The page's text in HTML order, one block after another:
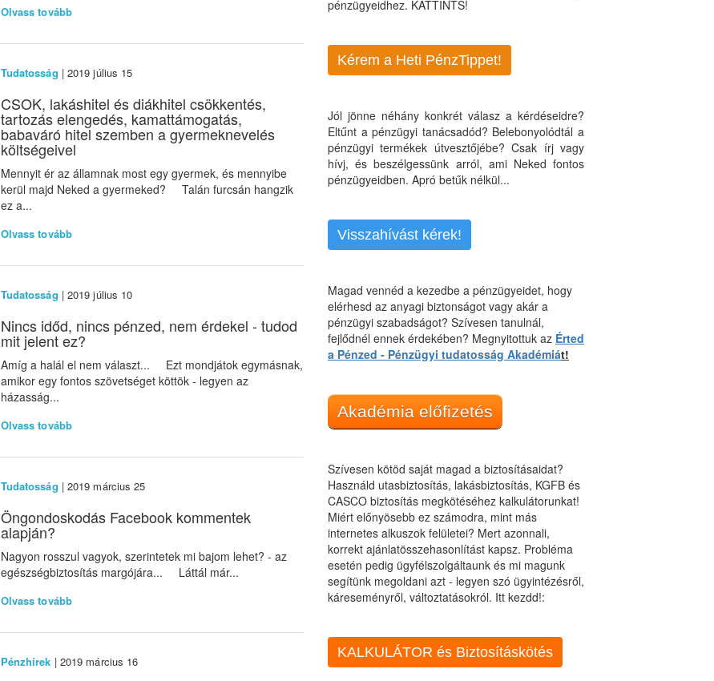
Olvass tovább
Tudatosság | 2019 július 15
CSOK, lakáshitel és diákhitel csökkentés,
tartozás elengedés, kamattámogatás,
babaváró hitel szemben a gyermeknevelés
költségeivel
Mennyit ér az államnak most egy gyermek, és mennyibe
kerül majd Neked a gyermeked? Talán furcsán hangzik
ez a...
Olvass tovább
Tudatosság | 2019 július 10
Nincs időd, nincs pénzed, nem érdekel - tudod
mit jelent ez?
Amíg a halál el nem választ... Ezt mondjátok egymásnak,
amikor egy fontos szövetséget köttök - legyen az
házasság...
Olvass tovább
Tudatosság | 2019 március 25
Öngondoskodás Facebook kommentek
alapján?
Nagyon rosszul vagyok, szerintetek mi bajom lehet? - az
egészségbiztosítás margójára... Láttál már...
Olvass tovább
Pénzhírek | 2019 március 16
pénzügyeidhez. KATTINTS!
Kérem a Heti PénzTippet!
Jól jönne néhány konkrét válasz a kérdéseidre?
Eltűnt a pénzügyi tanácsadód? Belebonyolódtál a
pénzügyi termékek útvesztőjébe? Csak írj vagy
hívj, és beszélgessünk arról, ami Neked fontos
pénzügyeidben. Apró betűk nélkül...
Visszahívást kérek!
Magad vennéd a kezedbe a pénzügyeidet, hogy
elérhesd az anyagi biztonságot vagy akár a
pénzügyi szabadságot? Szívesen tanulnál,
fejlődnél ennek érdekében? Megnyitottuk az Érted
a Pénzed - Pénzügyi tudatosság Akadémiát!
Akadémia előfizetés
Szívesen kötöd saját magad a biztosításaidat?
Használd utasbiztosítás, lakásbiztosítás, KGFB és
CASCO biztosítás megkötéséhez kalkulátorunkat!
Miért előnyösebb ez számodra, mint más
internetes alkuszok felületei? Mert azonnali,
korrekt ajánlatösszehasonlítást kapsz. Probléma
esetén pedig ügyfélszolgáltaunk és mi magunk
segítünk megoldani azt - legyen szó ügyintézésről,
káreseményről, változtatásokról. Itt kezdd!:
KALKULÁTOR és Biztosításkötés